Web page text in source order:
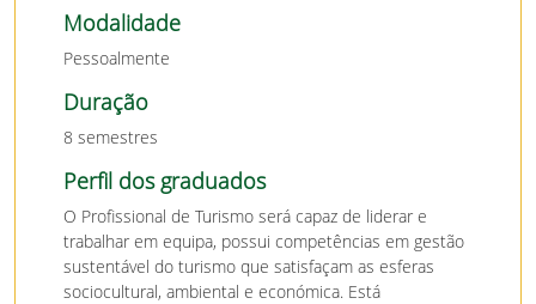
Modalidade
Pessoalmente
Duração
8 semestres
Perfil dos graduados
O Profissional de Turismo será capaz de liderar e
trabalhar em equipa, possui competências em gestão
sustentável do turismo que satisfaçam as esferas
sociocultural, ambiental e económica. Está